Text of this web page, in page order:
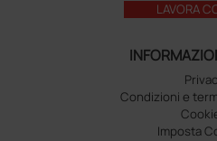
LAVORA
Condizioni e
Imposta